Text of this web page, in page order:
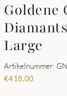
Goldene
Large
Artikelnummer:
€418,00